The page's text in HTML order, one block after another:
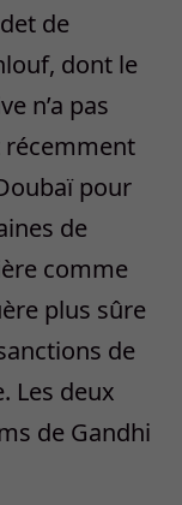
de
dont le
n’a pas
récemment
pour
de
comme
plus sûre
de
Les deux
de Gandhi